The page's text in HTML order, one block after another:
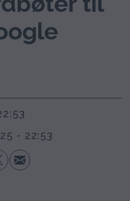
- 22:53